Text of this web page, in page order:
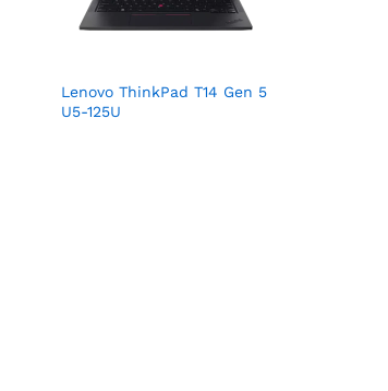
Lenovo ThinkPad T14 Gen 5
U5-125U